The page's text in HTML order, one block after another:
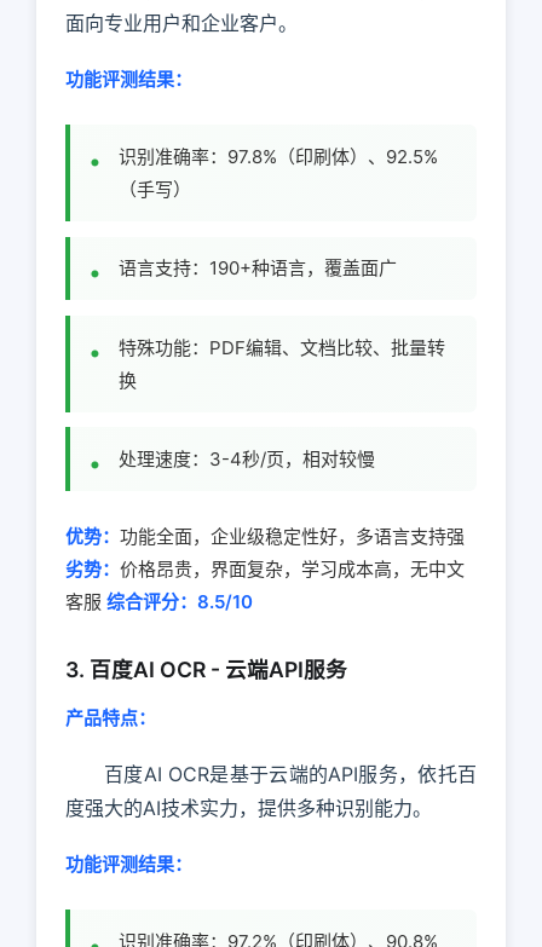
面向专业用户和企业客户。
功能评测结果：
识别准确率：97.8%（印刷体）、92.5%
（手写）
语言支持：190+种语言，覆盖面广
特殊功能：PDF编辑、文档比较、批量转
换
处理速度：3-4秒/页，相对较慢
优势： 功能全面，企业级稳定性好，多语言支持强
劣势： 价格昂贵，界面复杂，学习成本高，无中文
客服 综合评分：8.5/10
3. 百度AI OCR - 云端API服务
产品特点：
百度AI OCR是基于云端的API服务，依托百
度强大的AI技术实力，提供多种识别能力。
功能评测结果：
识别准确率：97.2%（印刷体）、90.8%